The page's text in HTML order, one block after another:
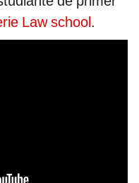
Law school.